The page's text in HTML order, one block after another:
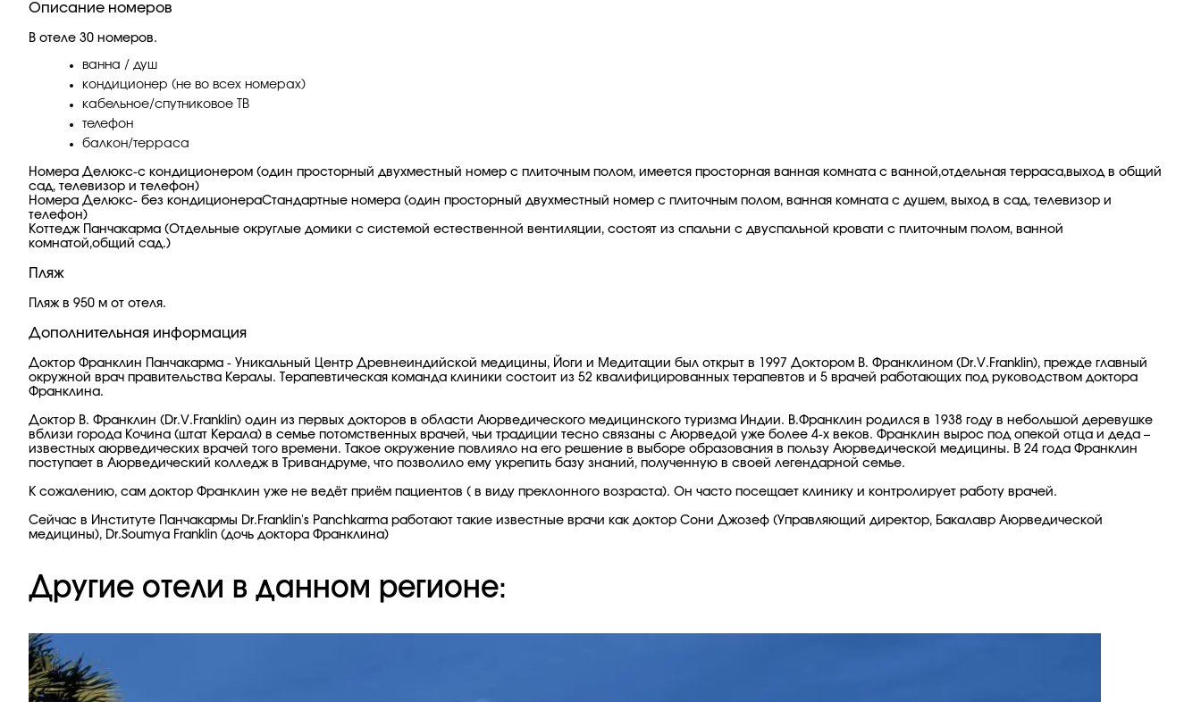
Описание номеров
В отеле 30 номеров.
ванна / душ
кондиционер (не во всех номерах)
кабельное/спутниковое ТВ
телефон
балкон/терраса
Номера Делюкс-с кондиционером (один просторный двухместный номер с плиточным полом, имеется просторная ванная комната с ванной,отдельная терраса,выход в общий
сад, телевизор и телефон)
Номера Делюкс- без кондиционераСтандартные номера (один просторный двухместный номер с плиточным полом, ванная комната с душем, выход в сад, телевизор и
телефон)
Коттедж Панчакарма (Отдельные округлые домики с системой естественной вентиляции, состоят из спальни с двуспальной кровати с плиточным полом, ванной
комнатой,общий сад.)
Пляж
Пляж в 950 м от отеля.
Дополнительная информация
Доктор Франклин Панчакарма - Уникальный Центр Древнеиндийской медицины, Йоги и Медитации был открыт в 1997 Доктором В. Франклином (Dr.V.Franklin), прежде главный
окружной врач правительства Кералы. Терапевтическая команда клиники состоит из 52 квалифицированных терапевтов и 5 врачей работающих под руководством доктора
Франклина.
Доктор В. Франклин (Dr.V.Franklin) один из первых докторов в области Аюрведического медицинского туризма Индии. В.Франклин родился в 1938 году в небольшой деревушке
вблизи города Кочина (штат Керала) в семье потомственных врачей, чьи традиции тесно связаны с Аюрведой уже более 4-х веков. Франклин вырос под опекой отца и деда –
известных аюрведических врачей того времени. Такое окружение повлияло на его решение в выборе образования в пользу Аюрведической медицины. В 24 года Франклин
поступает в Аюрведический колледж в Тривандруме, что позволило ему укрепить базу знаний, полученную в своей легендарной семье.
К сожалению, сам доктор Франклин уже не ведёт приём пациентов ( в виду преклонного возраста). Он часто посещает клинику и контролирует работу врачей.
Сейчас в Институте Панчакармы Dr.Franklin's Panchkarma работают такие известные врачи как доктор Сони Джозеф (Управляющий директор, Бакалавр Аюрведической
медицины), Dr.Soumya Franklin (дочь доктора Франклина)
Другие отели в данном регионе: